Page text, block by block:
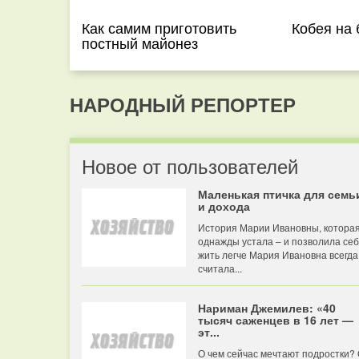
Как самим приготовить
постный майонез
Кобея на
НАРОДНЫЙ РЕПОРТЕР
Новое от пользователей
Маленькая птичка для
и дохода
История Марии Ивановны,
однажды устала – и позволила
жить легче Мария Ивановна всегда
считала...
Нариман Джемилев: «40
тысяч саженцев в 16 лет —
эт...
О чем сейчас мечтают подростки?